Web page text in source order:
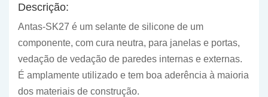
Descrição:
Antas-SK27 é um selante de silicone de um
componente, com cura neutra, para janelas e portas,
vedação de vedação de paredes internas e externas.
É amplamente utilizado e tem boa aderência à maioria
dos materiais de construção.